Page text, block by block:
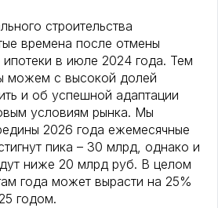
строительства
времена после отмены
в июле 2024 года. Тем
можем с высокой долей
и об успешной адаптации
условиям рынка. Мы
2026 года ежемесячные
пика – 30 млрд, однако и
ниже 20 млрд руб. В целом
года может вырасти на 25%
годом.